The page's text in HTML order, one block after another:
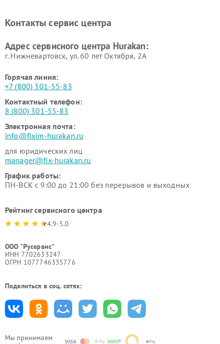
Мы принимаем
Hurakan
Контакты сервис центра
Адрес сервисного центра Hurakan:
г. Нижневартовск, ул. 60 лет Октября, 2А
Горячая линия:
+7 (800) 301-55-83
Контактный телефон:
8 (800) 301-55-83
Электронная почта:
info@fixim-hurakan.ru
для юридических лиц
manager@fix-hurakan.ru
График работы:
ПН-ВСК с 9:00 до 21:00 без перерывов и выходных
Рейтинг сервисного центра
4.9-5.0
ООО "Русервис"
ИНН 7702633247
ОГРН 1077746335776
Поделиться в соц. сетях: